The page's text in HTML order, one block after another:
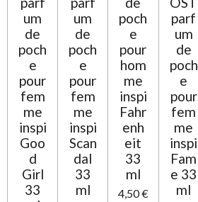
um
de
poch
e
pour
fem
me
inspi
Goo
d
Girl
33
um
de
poch
e
pour
fem
me
inspi
Scan
dal
33
ml
poch
e
pour
hom
me
inspi
Fahr
enh
eit
33
ml
4,50 €
parf
um
de
poch
e
pour
fem
me
inspi
Fam
e 33
ml